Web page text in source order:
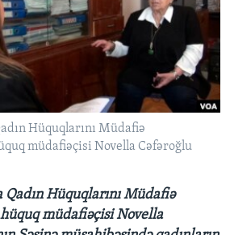
Hüquqlarını Müdafiə
müdafiəçisi Novella Cəfəroğlu
Hüquqlarını Müdafiə
müdafiəçisi Novella